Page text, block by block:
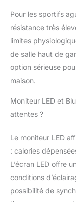
Water
garantie
un
produit.
sans
Pour les sportifs
résistance très
limites
de salle haut de
option sérieuse
maison.
Moniteur LED et
attentes ?
Le moniteur LED
: calories
L’écran LED offre
conditions
possibilité de